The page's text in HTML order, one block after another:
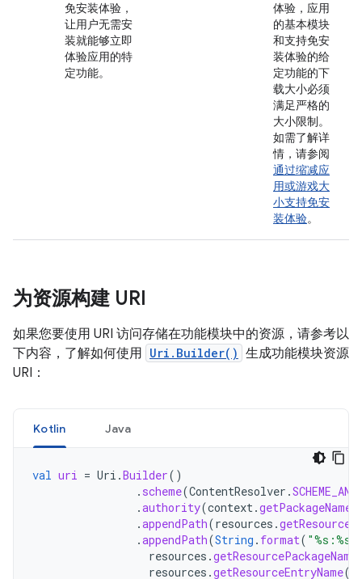
免安装体验，
让用户无需安
装就能够立即
体验应用的特
定功能。
体验，应用
的基本模块
和支持免安
装体验的给
定功能的下
载大小必须
满足严格的
大小限制。
如需了解详
情，请参阅
通过缩减应
用或游戏大
小支持免安
装体验。
为资源构建 URI
如果您要使用 URI 访问存储在功能模块中的资源，请参考以
下内容，了解如何使用 Uri.Builder() 生成功能模块资源
URI：
Kotlin Java
val uri = Uri .Builder()
. scheme(ContentResolver .
.authority(context.getPackageName
.appendPath(resources .
.appendPath(String . format( "%s:%s"
resources .getResourcePackageName
resources .getResourceEntryName(